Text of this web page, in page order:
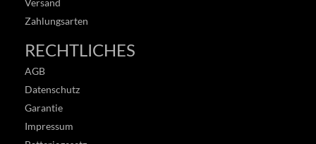
Versand
Zahlungsarten
RECHTLICHES
AGB
Datenschutz
Garantie
Impressum